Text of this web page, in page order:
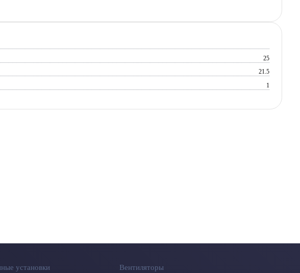
25
21.5
1
установки Вентиляторы